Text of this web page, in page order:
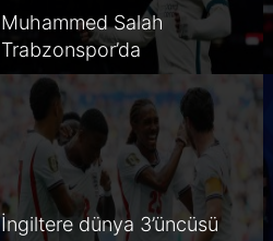
Muhammed Salah
Trabzonspor’da
İngiltere dünya 3’üncüsü